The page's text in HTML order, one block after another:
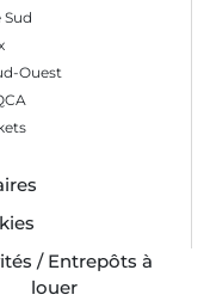
Sud
Ouest
/ Entrepôts à
louer